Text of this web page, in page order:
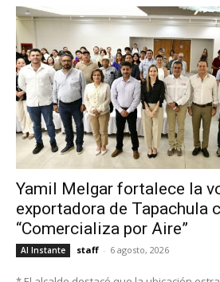
Yamil Melgar fortalece la
exportadora de Tapachula
“Comercializa por Aire”
Al Instante staff - 6 agosto, 2026